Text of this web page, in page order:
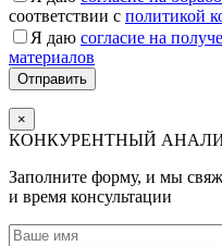
соответствии с политикой
Я даю согласие на
материалов
×
КОНКУРЕНТНЫЙ
Заполните форму, и мы
и время консультации